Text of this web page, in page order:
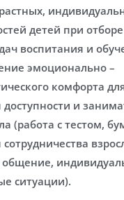
детей при
воспитания и
эмоционально –
комфорта
и
(работа с тестом,
общение,
ситуации).